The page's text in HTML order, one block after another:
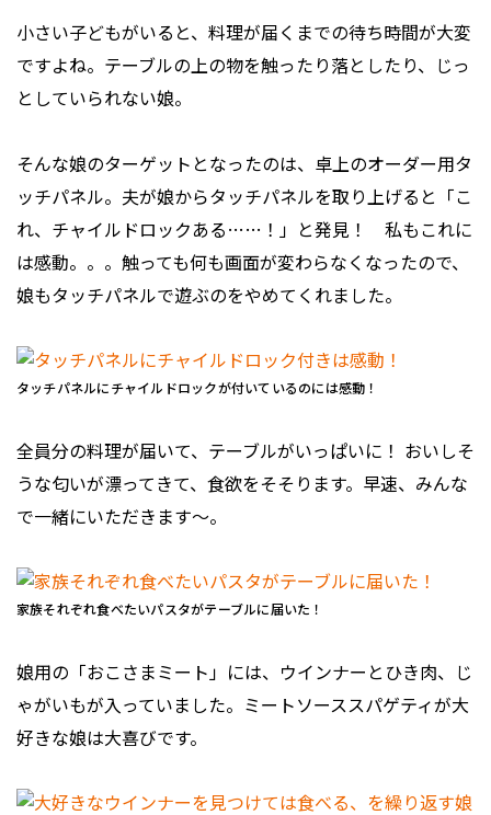
小さい子どもがいると、料理が届くまでの待ち時間が大変
ですよね。テーブルの上の物を触ったり落としたり、じっ
としていられない娘。
そんな娘のターゲットとなったのは、卓上のオーダー用タ
ッチパネル。夫が娘からタッチパネルを取り上げると「こ
れ、チャイルドロックある……！」と発見！ 私もこれに
は感動。。。触っても何も画面が変わらなくなったので、
娘もタッチパネルで遊ぶのをやめてくれました。
タッチパネルにチャイルドロックが付いているのには感動！
全員分の料理が届いて、テーブルがいっぱいに！ おいしそ
うな匂いが漂ってきて、食欲をそそります。早速、みんな
で一緒にいただきます〜。
家族それぞれ食べたいパスタがテーブルに届いた！
娘用の「おこさまミート」には、ウインナーとひき肉、じ
ゃがいもが入っていました。ミートソーススパゲティが大
好きな娘は大喜びです。